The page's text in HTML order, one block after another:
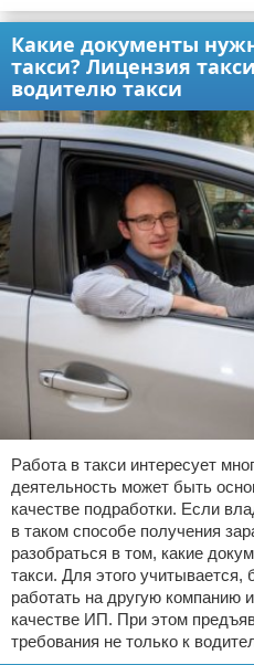
Какие документы
такси? Лицензия
водителю такси
Работа в такси интересует
деятельность может быть
качестве подработки. Если
в таком способе получения
разобраться в том, какие
такси. Для этого учитывается,
работать на другую компанию
качестве ИП. При этом
требования не только к